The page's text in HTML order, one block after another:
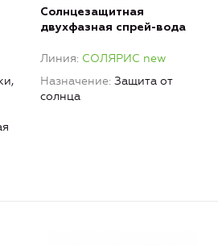
Солнцезащитная
двухфазная спрей-вода
Линия СОЛЯРИС new
Назначение Защита от
солнца